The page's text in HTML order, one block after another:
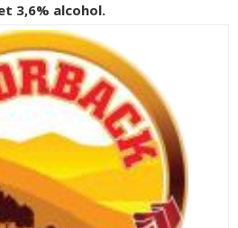
3,6% alcohol.